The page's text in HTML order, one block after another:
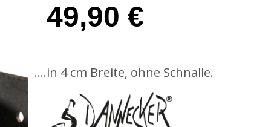
49,90 €
….in 4 cm Breite, ohne Schnalle.